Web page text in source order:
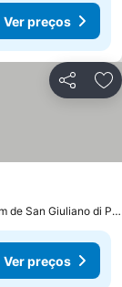
Ver preços
Partilhar
Sant'Elia a Pianisi, a 10.8 km de San Giuliano di Puglia
Ver preços